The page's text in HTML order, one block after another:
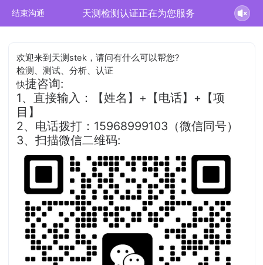
结束沟通 天测检测认证正在为您服务
欢迎来到天测stek，请问有什么可以帮您?
检测、测试、分析、认证
快捷咨询:
1、直接输入：【姓名】+【电话】+【项
目】
2、电话拨打：15968999103（微信同号）
3、扫描微信二维码: